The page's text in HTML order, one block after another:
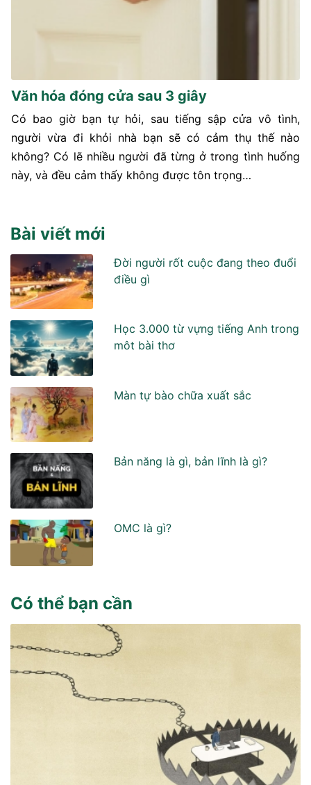
Văn hóa đóng cửa sau 3 giây
Có bao giờ bạn tự hỏi, sau tiếng sập cửa vô tình,
người vừa đi khỏi nhà bạn sẽ có cảm thụ thế nào
không? Có lẽ nhiều người đã từng ở trong tình huống
này, và đều cảm thấy không được tôn trọng…
Bài viết mới
Đời người rốt cuộc đang theo đuổi
điều gì
Học 3.000 từ vựng tiếng Anh trong
môt bài thơ
Màn tự bào chữa xuất sắc
Bản năng là gì, bản lĩnh là gì?
OMC là gì?
Có thể bạn cần